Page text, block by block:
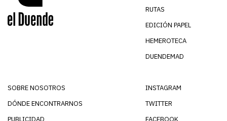
RUTAS
EDICIÓN PAPEL
HEMEROTECA
DUENDEMAD
SOBRE NOSOTROS
DÓNDE ENCONTRARNOS
PUBLICIDAD
INSTAGRAM
TWITTER
FACEBOOK